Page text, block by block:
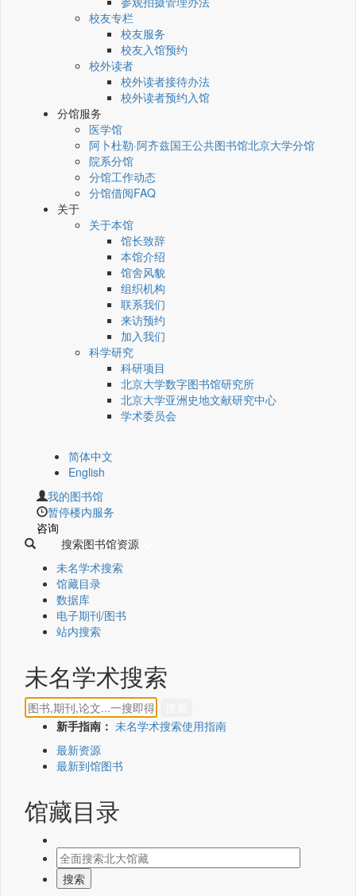
校友专栏
校友服务
校友入馆预约
校外读者
校外读者接待办法
校外读者预约入馆
分馆服务
医学馆
阿卜杜勒·阿齐兹国王公共图书馆北京大学分馆
院系分馆
分馆工作动态
分馆借阅FAQ
关于
关于本馆
馆长致辞
本馆介绍
馆舍风貌
组织机构
联系我们
来访预约
加入我们
科学研究
科研项目
北京大学数字图书馆研究所
北京大学亚洲史地文献研究中心
学术委员会
简体中文
English
我的图书馆
暂停楼内服务
咨询
搜索图书馆资源
未名学术搜索
馆藏目录
数据库
电子期刊/图书
站内搜索
未名学术搜索
新手指南： 未名学术搜索使用指南
最新资源
最新到馆图书
馆藏目录